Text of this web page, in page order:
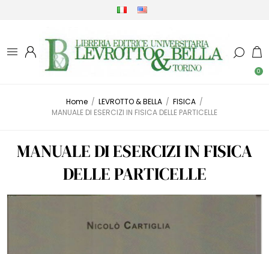
0
Home / LEVROTTO & BELLA / FISICA /
MANUALE DI ESERCIZI IN FISICA DELLE PARTICELLE
MANUALE DI ESERCIZI IN FISICA
DELLE PARTICELLE